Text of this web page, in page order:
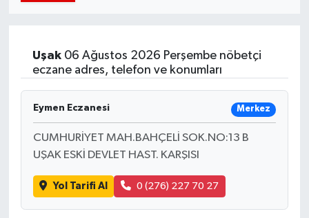
Uşak06 Ağustos 2026 Perşembe nöbetçi
eczane adres, telefon ve konumları
Eymen Eczanesi Merkez
CUMHURİYET MAH.BAHÇELİ SOK.NO:13 B
UŞAK ESKİ DEVLET HAST. KARŞISI
Yol Tarifi Al 0 (276) 227 70 27